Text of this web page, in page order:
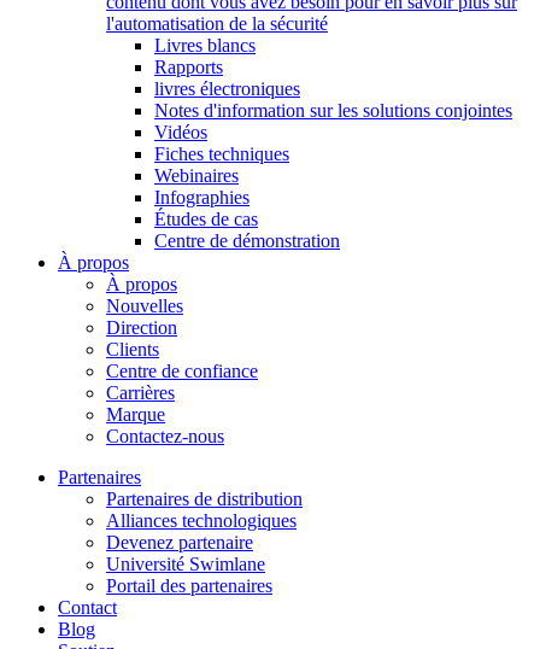
l'automatisation de la sécurité
Livres blancs
Rapports
livres électroniques
Notes d'information sur les solutions conjointes
Vidéos
Fiches techniques
Webinaires
Infographies
Études de cas
Centre de démonstration
À propos
À propos
Nouvelles
Direction
Clients
Centre de confiance
Carrières
Marque
Contactez-nous
Partenaires
Partenaires de distribution
Alliances technologiques
Devenez partenaire
Université Swimlane
Portail des partenaires
Contact
Blog